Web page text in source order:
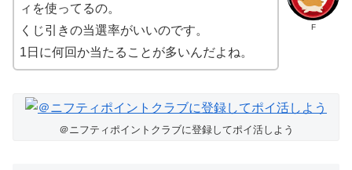
F
ィを使ってるの。
くじ引きの当選率がいいのです。
1日に何回か当たることが多いんだよね。
＠ニフティポイントクラブに登録してポイ活しよう